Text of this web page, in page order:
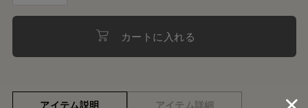
カートに入れる
アイテム説明 アイテム詳細